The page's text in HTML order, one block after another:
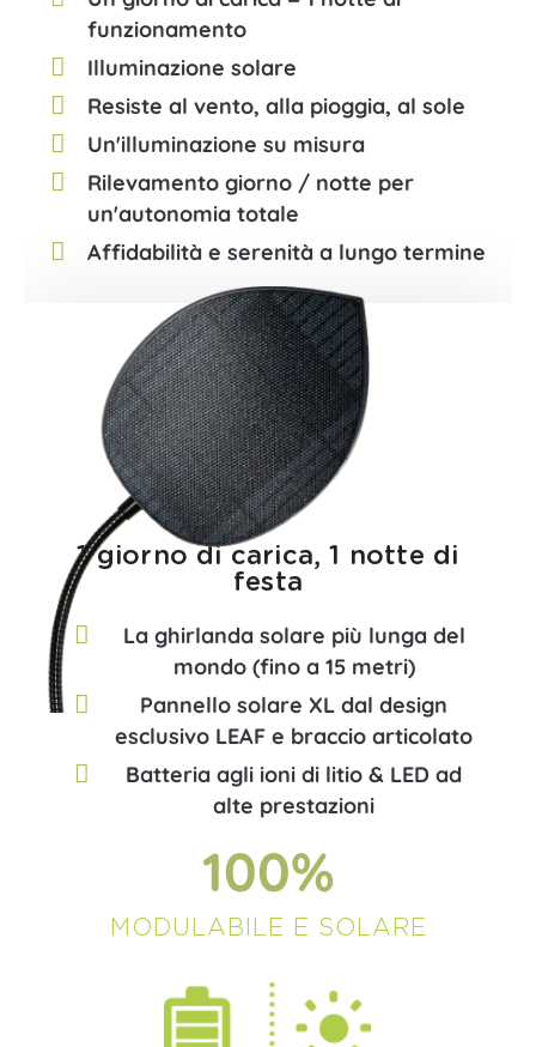
funzionamento
Illuminazione solare
Resiste al vento, alla pioggia, al sole
Un'illuminazione su misura
Rilevamento giorno / notte per
un'autonomia totale
Affidabilità e serenità a lungo termine
1 giorno di carica, 1 notte di
festa​
La ghirlanda solare più lunga del
mondo (fino a 15 metri)
Pannello solare XL dal design
esclusivo LEAF e braccio articolato
Batteria agli ioni di litio & LED ad
alte prestazioni
100%
MODULABILE E SOLARE